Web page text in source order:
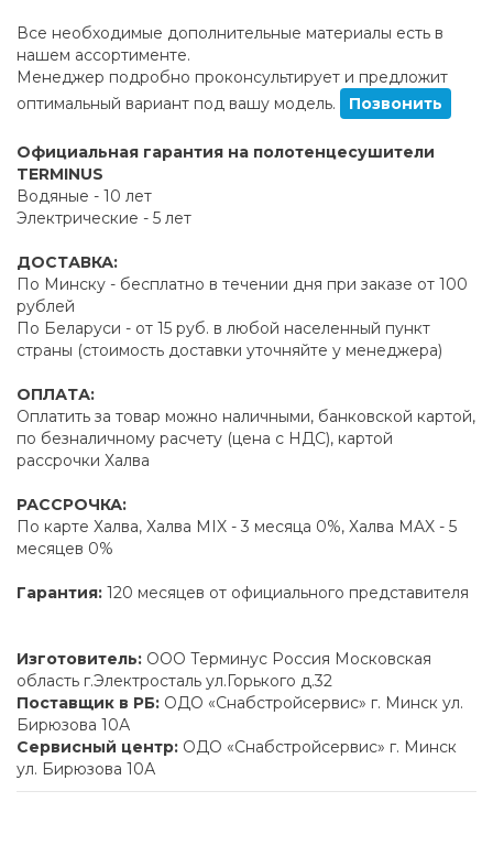
Все необходимые дополнительные материалы есть в
нашем ассортименте.
Менеджер подробно проконсультирует и предложит
оптимальный вариант под вашу модель.
Позвонить
Официальная гарантия на полотенцесушители
TERMINUS
Водяные - 10 лет
Электрические - 5 лет
ДОСТАВКА:
По Минску - бесплатно в течении дня при заказе от 100
рублей
По Беларуси - от 15 руб. в любой населенный пункт
страны (стоимость доставки уточняйте у менеджера)
ОПЛАТА:
Оплатить за товар можно наличными, банковской картой,
по безналичному расчету (цена с НДС), картой
рассрочки Халва
РАССРОЧКА:
По карте Халва, Халва MIX - 3 месяца 0%, Халва MAX - 5
месяцев 0%
Гарантия: 120 месяцев от официального представителя
Изготовитель: ООО Терминус Россия Московская
область г.Электросталь ул.Горького д.32
Поставщик в РБ: ОДО «Снабстройсервис» г. Минск ул.
Бирюзова 10А
Сервисный центр: ОДО «Снабстройсервис» г. Минск
ул. Бирюзова 10А